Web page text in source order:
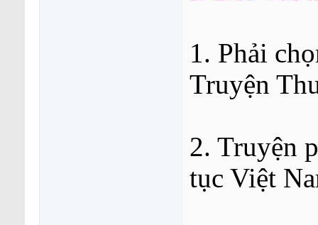
1. Phải
Truyện
2. Truyện
tục Việt